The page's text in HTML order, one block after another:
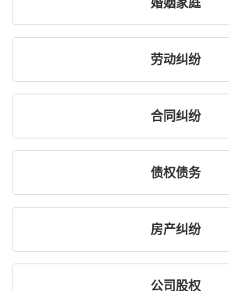
婚姻家庭
劳动纠纷
合同纠纷
债权债务
房产纠纷
公司股权